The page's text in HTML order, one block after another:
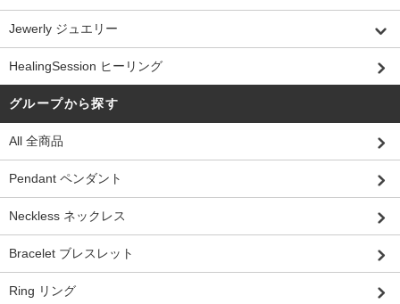
Jewerly ジュエリー
HealingSession ヒーリング
グループから探す
All 全商品
Pendant ペンダント
Neckless ネックレス
Bracelet ブレスレット
Ring リング